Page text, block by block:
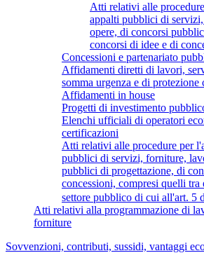
Atti relativi alle
appalti pubblici di
opere, di concorsi
concorsi di idee e di
Concessioni e partenariato
Affidamenti diretti di lavori,
somma urgenza e di protezione
Affidamenti in house
Progetti di investimento
Elenchi ufficiali di operatori
certificazioni
Atti relativi alle procedure per
pubblici di servizi, forniture,
pubblici di progettazione, di
concessioni, compresi quelli
settore pubblico di cui all'art. 5
Atti relativi alla programmazione di
forniture
Sovvenzioni, contributi, sussidi, vantaggi